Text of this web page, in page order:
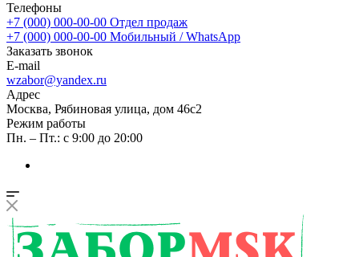
Телефоны
+7 (000) 000-00-00 Отдел продаж
+7 (000) 000-00-00 Мобильный / WhatsApp
Заказать звонок
E-mail
wzabor@yandex.ru
Адрес
Москва, Рябиновая улица, дом 46с2
Режим работы
Пн. – Пт.: с 9:00 до 20:00